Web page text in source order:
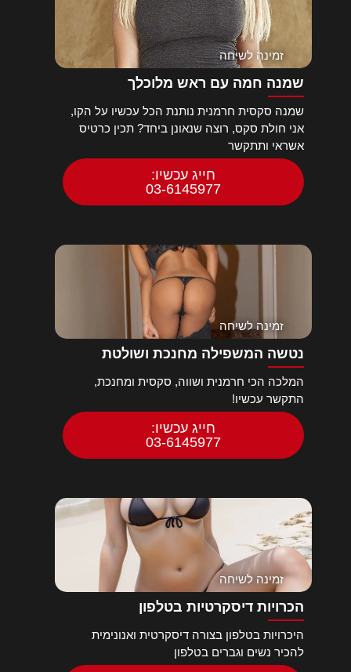
זמינה לשיחה
שמנה חמה עם ראש מלוכלך
שמנה סקסית חרמנית נותנת הכל עכשיו על הקו,
אני חולת סקס, רוצה שנאונן ביחד? תכין כרטיס
אשראי ותתקשר
חייג עכשיו:
03-6145977
זמינה לשיחה
נטשה המשפילה מחנכת ושולטת
המלכה הכי חרמנית ושווה, סקסית ומחנכת,
התקשר עכשיו!
חייג עכשיו:
03-6145977
זמינה לשיחה
הכרויות דיסקרטיות בטלפון
היכרויות בטלפון בצורה דיסקרטית ואנונימית
להכיר נשים וגברים בטלפון